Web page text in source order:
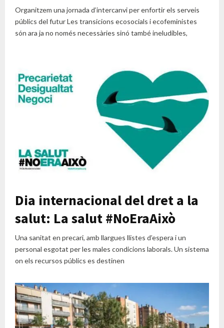
Organitzem una jornada d’intercanvi per enfortir els serveis
públics del futur Les transicions ecosocials i ecofeministes
són ara ja no només necessàries sinó també ineludibles,
Dia internacional del dret a la
salut: La salut #NoEraAixò
Una sanitat en precari, amb llargues llistes d’espera i un
personal esgotat per les males condicions laborals. Un sistema
on els recursos públics es destinen